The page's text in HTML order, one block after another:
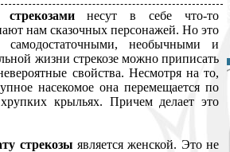
несут в себе что-то
нам сказочных персонажей. Но это
необычными и
жизни стрекозе можно приписать
свойства. Несмотря на то,
насекомое она перемещается по
крыльях. Причем делает это
стрекозы является женской. Это не